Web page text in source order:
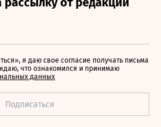
я даю свое согласие получать письма
что ознакомился и принимаю
данных